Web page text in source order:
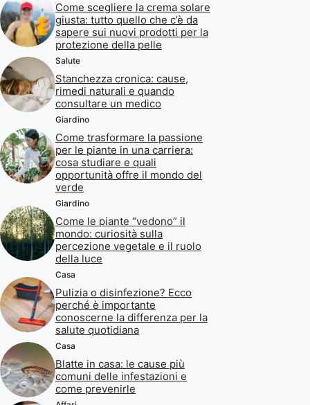
Come scegliere la crema solare
giusta: tutto quello che c’è da
sapere sui nuovi prodotti per la
protezione della pelle
Salute
Stanchezza cronica: cause,
rimedi naturali e quando
consultare un medico
Giardino
Come trasformare la passione
per le piante in una carriera:
cosa studiare e quali
opportunità offre il mondo del
verde
Giardino
Come le piante “vedono” il
mondo: curiosità sulla
percezione vegetale e il ruolo
della luce
Casa
Pulizia o disinfezione? Ecco
perché è importante
conoscerne la differenza per la
salute quotidiana
Casa
Blatte in casa: le cause più
comuni delle infestazioni e
come prevenirle